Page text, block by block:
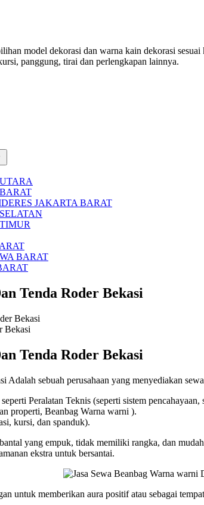
model dekorasi dan warna kain dekorasi
panggung, tirai dan perlengkapan lainnya.
menu
JAKARTA BARAT
BARAT
Tenda Roder Bekasi
Bekasi
Tenda Roder Bekasi
sebuah perusahaan yang menyediakan
Peralatan Teknis (seperti sistem
properti, Beanbag Warna warni ).
kursi, dan spanduk).
yang empuk, tidak memiliki rangka, dan
ekstra untuk bersantai.
untuk memberikan aura positif atau sebagai